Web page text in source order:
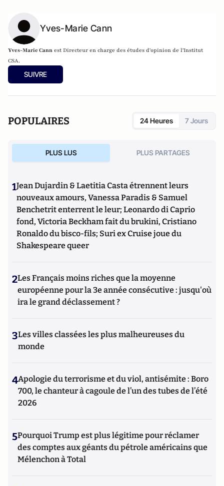
Yves-Marie Cann
Yves-Marie Cann est Directeur en charge des études d'opinion de l'Institut
CSA.
SUIVRE
POPULAIRES 24 Heures 7 Jours
PLUS LUS PLUS PARTAGES
1Jean Dujardin & Laetitia Casta étrennent leurs
nouveaux amours, Vanessa Paradis & Samuel
Benchetrit enterrent le leur; Leonardo di Caprio
fond, Victoria Beckham fait du brukini, Cristiano
Ronaldo du bisco-fils; Suri ex Cruise joue du
Shakespeare queer
2Les Français moins riches que la moyenne
européenne pour la 3e année consécutive : jusqu'où
ira le grand déclassement ?
3Les villes classées les plus malheureuses du
monde
4Apologie du terrorisme et du viol, antisémite : Boro
700, le chanteur à cagoule de l’un des tubes de l’été
2026
5Pourquoi Trump est plus légitime pour réclamer
des comptes aux géants du pétrole américains que
Mélenchon à Total